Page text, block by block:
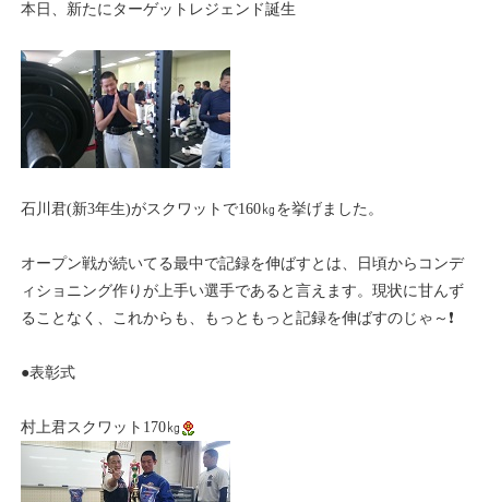
本日、新たにターゲットレジェンド誕生
石川君(新3年生)がスクワットで160㎏を挙げました。
オープン戦が続いてる最中で記録を伸ばすとは、日頃からコンデ
ィショニング作りが上手い選手であると言えます。現状に甘んず
ることなく、これからも、もっともっと記録を伸ばすのじゃ～❗
●表彰式
村上君スクワット170㎏